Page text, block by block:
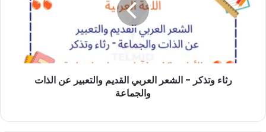
الشعر
العربي
القديم
والتعبير
رثاء وتذكر - الشعر العربي القديم والتعبير عن الذات
والجماعة